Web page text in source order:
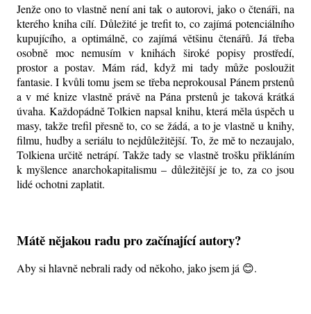
Jenže ono to vlastně není ani tak o autorovi, jako o čtenáři, na
kterého kniha cílí. Důležité je trefit to, co zajímá potenciálního
kupujícího, a optimálně, co zajímá většinu čtenářů. Já třeba
osobně moc nemusím v knihách široké popisy prostředí,
prostor a postav. Mám rád, když mi tady může posloužit
fantasie. I kvůli tomu jsem se třeba neprokousal Pánem prstenů
a v mé knize vlastně právě na Pána prstenů je taková krátká
úvaha. Každopádně Tolkien napsal knihu, která měla úspěch u
masy, takže trefil přesně to, co se žádá, a to je vlastně u knihy,
filmu, hudby a seriálu to nejdůležitější. To, že mě to nezaujalo,
Tolkiena určitě netrápí. Takže tady se vlastně trošku přikláním
k myšlence anarchokapitalismu – důležitější je to, za co jsou
lidé ochotni zaplatit.
Mátě nějakou radu pro začínající autory?
Aby si hlavně nebrali rady od někoho, jako jsem já 😊.